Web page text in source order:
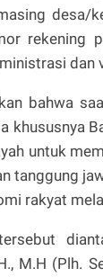
desa/
rekening
dan
bahwa
untuk
tanggung
rakyat
M.H (Plh.